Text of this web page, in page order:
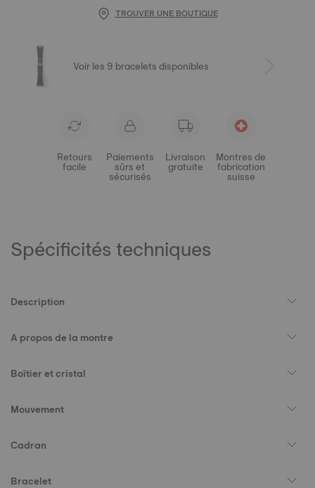
TROUVER UNE BOUTIQUE
Voir les 9 bracelets disponibles
Retours
facile
Paiements
sûrs et
sécurisés
Livraison
gratuite
Montres de
fabrication
suisse
Spécificités techniques
Description
A propos de la montre
Boîtier et cristal
Mouvement
Cadran
Bracelet